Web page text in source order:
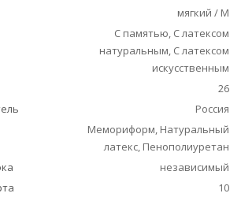
мягкий / М
С памятью, С латексом
натуральным, С латексом
искусственным
26
Россия
Мемориформ, Натуральный
латекс, Пенополиуретан
независимый
10